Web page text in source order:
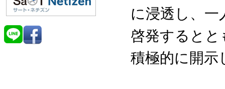
に浸透し、
啓発するとと
積極的に開示